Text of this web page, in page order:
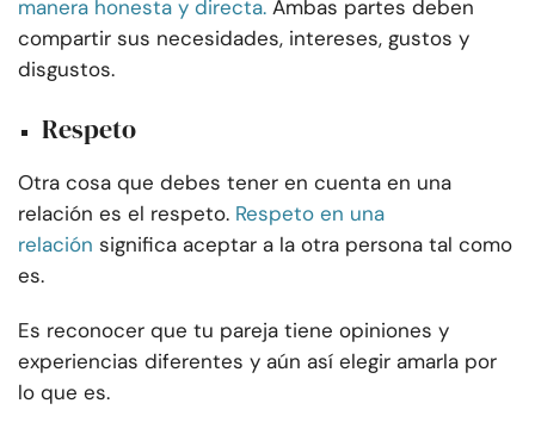
manera honesta y directa. Ambas partes deben
compartir sus necesidades, intereses, gustos y
disgustos.
Respeto
Otra cosa que debes tener en cuenta en una
relación es el respeto. Respeto en una
relación significa aceptar a la otra persona tal como
es.
Es reconocer que tu pareja tiene opiniones y
experiencias diferentes y aún así elegir amarla por
lo que es.